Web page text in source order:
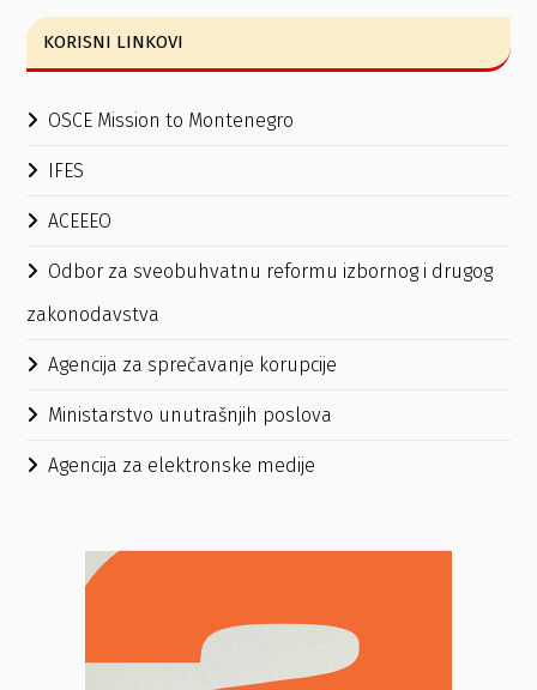
KORISNI LINKOVI
OSCE Mission to Montenegro
IFES
ACEEEO
Odbor za sveobuhvatnu reformu izbornog i drugog
zakonodavstva
Agencija za sprečavanje korupcije
Ministarstvo unutrašnjih poslova
Agencija za elektronske medije